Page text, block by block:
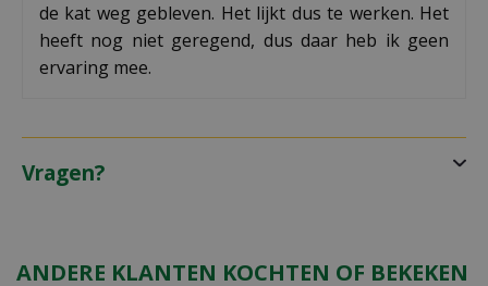
de kat weg gebleven. Het lijkt dus te werken. Het
heeft nog niet geregend, dus daar heb ik geen
ervaring mee.
Vragen?
ANDERE KLANTEN KOCHTEN OF BEKEKEN